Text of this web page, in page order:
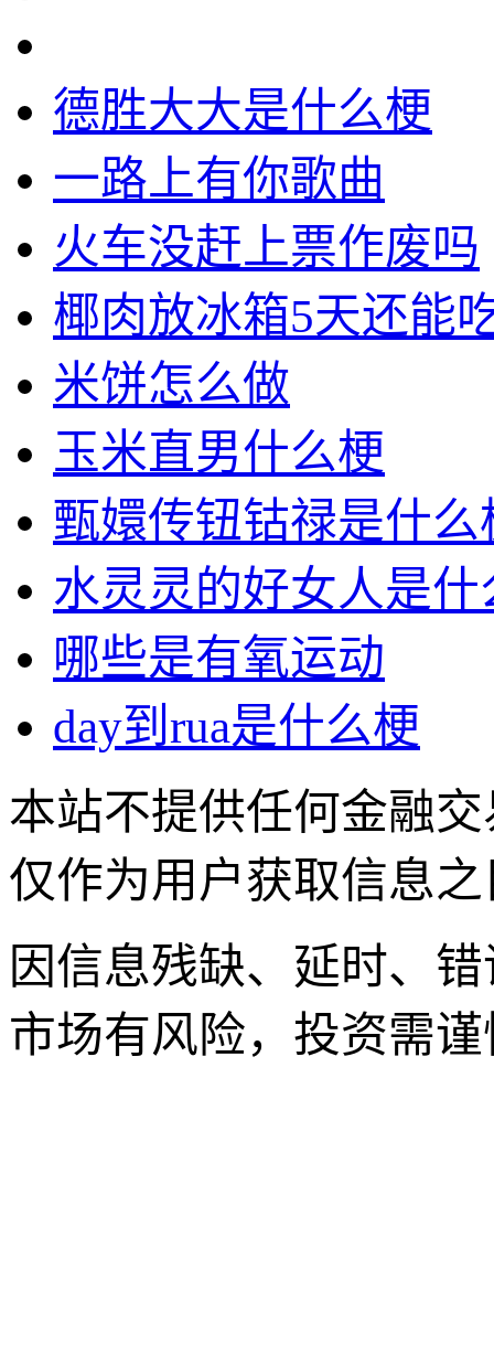
德胜大大是什么梗
一路上有你歌曲
火车没赶上票作废吗
椰肉放冰箱5天还能
米饼怎么做
玉米直男什么梗
甄嬛传钮钴禄是什么
水灵灵的好女人是什
哪些是有氧运动
day到rua是什么梗
本站不提供任何金融
仅作为用户获取信息
因信息残缺、延时、
市场有风险，投资需